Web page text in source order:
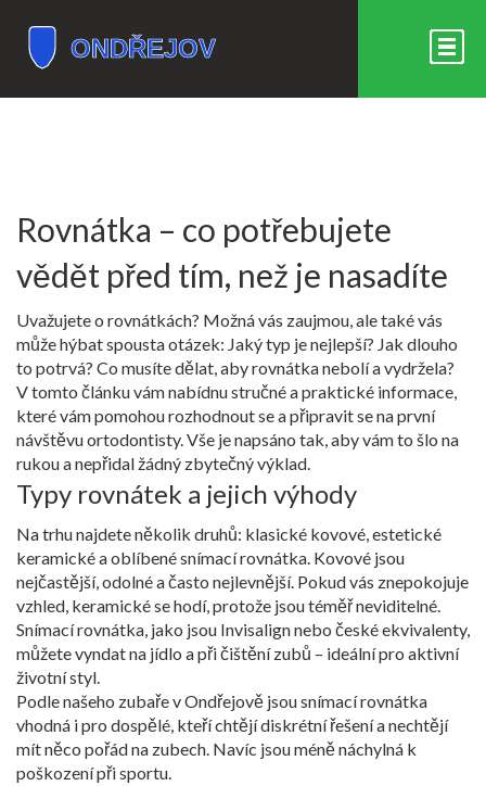
Rovnátka – co potřebujete
vědět před tím, než je nasadíte
Uvažujete o rovnátkách? Možná vás zaujmou, ale také vás
může hýbat spousta otázek: Jaký typ je nejlepší? Jak dlouho
to potrvá? Co musíte dělat, aby rovnátka nebolí a vydržela?
V tomto článku vám nabídnu stručné a praktické informace,
které vám pomohou rozhodnout se a připravit se na první
návštěvu ortodontisty. Vše je napsáno tak, aby vám to šlo na
rukou a nepřidal žádný zbytečný výklad.
Typy rovnátek a jejich výhody
Na trhu najdete několik druhů: klasické kovové, estetické
keramické a oblíbené snímací rovnátka. Kovové jsou
nejčastější, odolné a často nejlevnější. Pokud vás znepokojuje
vzhled, keramické se hodí, protože jsou téměř neviditelné.
Snímací rovnátka, jako jsou Invisalign nebo české ekvivalenty,
můžete vyndat na jídlo a při čištění zubů – ideální pro aktivní
životní styl.
Podle našeho zubaře v Ondřejově jsou snímací rovnátka
vhodná i pro dospělé, kteří chtějí diskrétní řešení a nechtějí
mít něco pořád na zubech. Navíc jsou méně náchylná k
poškození při sportu.